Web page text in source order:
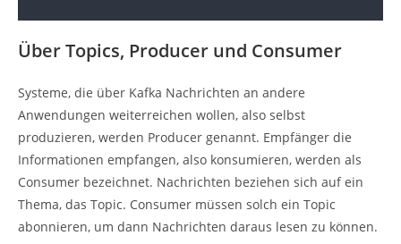
Über Topics, Producer und Consumer
Systeme, die über Kafka Nachrichten an andere
Anwendungen weiterreichen wollen, also selbst
produzieren, werden Producer genannt. Empfänger die
Informationen empfangen, also konsumieren, werden als
Consumer bezeichnet. Nachrichten beziehen sich auf ein
Thema, das Topic. Consumer müssen solch ein Topic
abonnieren, um dann Nachrichten daraus lesen zu können.